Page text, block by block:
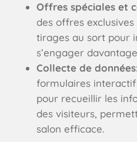
Offres spéciales et
des offres
tirages au sort pour
s’engager
Collecte de
formulaires
pour recueillir les
des visiteurs,
salon efficace.